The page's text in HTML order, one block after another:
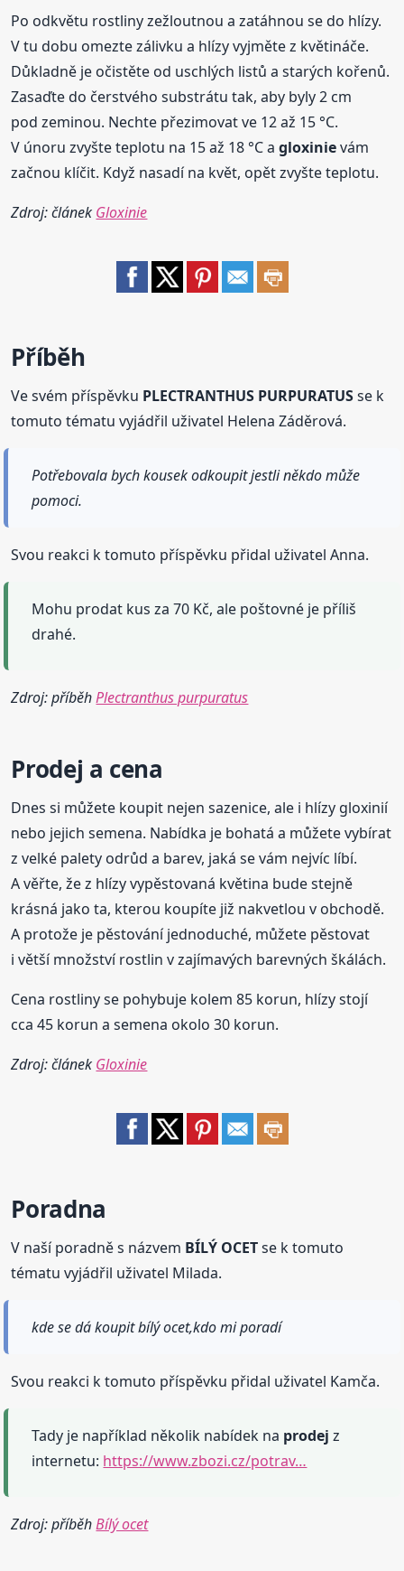
Po odkvětu rostliny zežloutnou a zatáhnou se do hlízy.
V tu dobu omezte zálivku a hlízy vyjměte z květináče.
Důkladně je očistěte od uschlých listů a starých kořenů.
Zasaďte do čerstvého substrátu tak, aby byly 2 cm
pod zeminou. Nechte přezimovat ve 12 až 15 °C.
V únoru zvyšte teplotu na 15 až 18 °C agloxinievám
začnou klíčit. Když nasadí na květ, opět zvyšte teplotu.
Zdroj: článek Gloxinie
Příběh
Ve svém příspěvku PLECTRANTHUS PURPURATUSse k
tomuto tématu vyjádřil uživatel Helena Záděrová.
Potřebovala bych kousek odkoupit jestli někdo může
pomoci.
Svou reakci k tomuto příspěvku přidal uživatel Anna.
Mohu prodat kus za 70 Kč, ale poštovné je příliš
drahé.
Zdroj: příběhPlectranthus purpuratus
Prodej a cena
Dnes si můžete koupit nejen sazenice, ale i hlízy gloxinií
nebo jejich semena. Nabídka je bohatá a můžete vybírat
z velké palety odrůd a barev, jaká se vám nejvíc líbí.
A věřte, že z hlízy vypěstovaná květina bude stejně
krásná jako ta, kterou koupíte již nakvetlou v obchodě.
A protože je pěstování jednoduché, můžete pěstovat
i větší množství rostlin v zajímavých barevných škálách.
Cena rostliny se pohybuje kolem 85 korun, hlízy stojí
cca 45 korun a semena okolo 30 korun.
Zdroj: článek Gloxinie
Poradna
V naší poradně s názvem BÍLÝ OCETse k tomuto
tématu vyjádřil uživatel Milada.
kde se dá koupit bílý ocet,kdo mi poradí
Svou reakci k tomuto příspěvku přidal uživatel Kamča.
Tady je například několik nabídek na prodej z
internetu: https://www.zbozi.cz/potrav…
Zdroj: příběhBílý ocet